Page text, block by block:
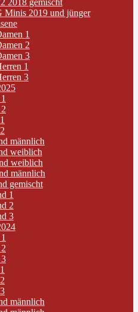
2018 gemischt
Minis 2019 und jünger
1
2
3
1
3
männlich
weiblich
weiblich
männlich
gemischt
1
2
3
männlich